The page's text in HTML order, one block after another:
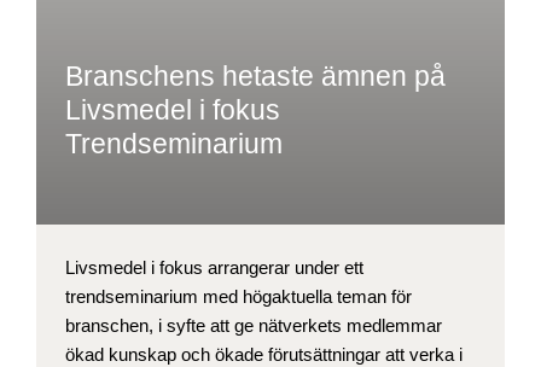
Branschens hetaste ämnen på
Livsmedel i fokus
Trendseminarium
Livsmedel i fokus arrangerar under ett
trendseminarium med högaktuella teman för
branschen, i syfte att ge nätverkets medlemmar
ökad kunskap och ökade förutsättningar att verka i